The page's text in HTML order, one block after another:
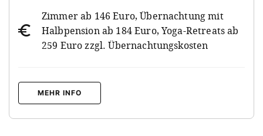
Zimmer ab 146 Euro, Übernachtung mit
Halbpension ab 184 Euro, Yoga-Retreats ab
259 Euro zzgl. Übernachtungskosten
MEHR INFO